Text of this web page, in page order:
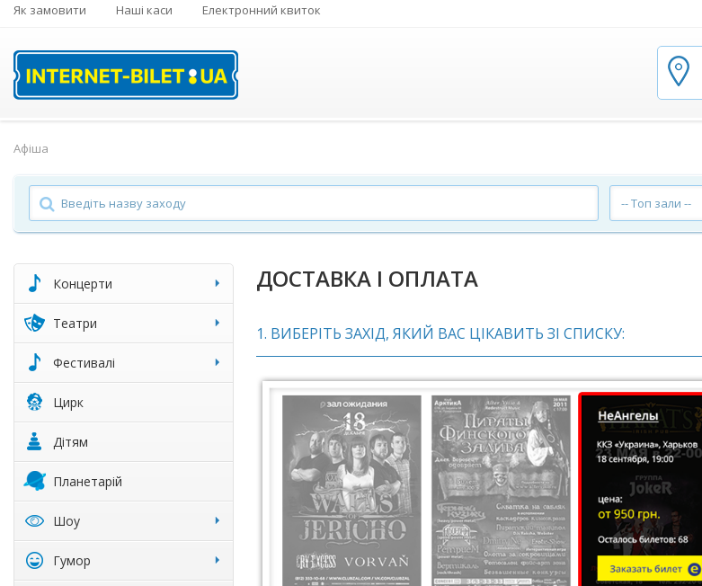
Як замовити Наші каси Електронний квиток
Афіша
-- Топ зали --
Концерти
Театри
Фестивалі
Цирк
Дітям
Планетарій
Шоу
Гумор
ДОСТАВКА І ОПЛАТА
1. ВИБЕРІТЬ ЗАХІД, ЯКИЙ ВАС ЦІКАВИТЬ ЗІ СПИСКУ: